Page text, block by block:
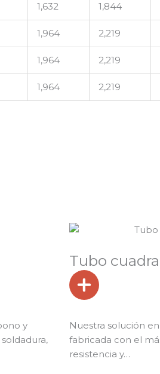
1,632 1,844
1,964 2,219
1,964 2,219
1,964 2,219
y
Tubo
Nuestra solución
fabricada con el
resistencia y…